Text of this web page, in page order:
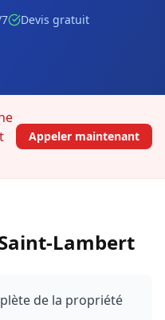
Devis gratuit
Appeler maintenant
Lambert
de la propriété